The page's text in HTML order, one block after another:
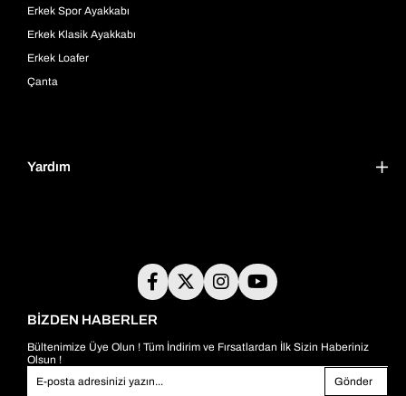
Erkek Spor Ayakkabı
Erkek Klasik Ayakkabı
Erkek Loafer
Çanta
Yardım
BİZDEN HABERLER
Bültenimize Üye Olun ! Tüm İndirim ve Fırsatlardan İlk Sizin Haberiniz
Olsun !
Gönder